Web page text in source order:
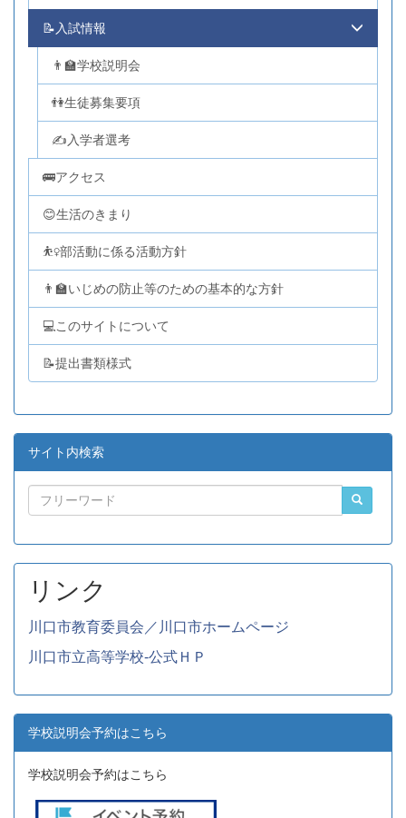
📝入試情報
👨‍🏫学校説明会
👫生徒募集要項
✍入学者選考
🚌アクセス
😊生活のきまり
⛹️‍♀️部活動に係る活動方針
👨‍🏫いじめの防止等のための基本的な方針
💻このサイトについて
📝提出書類様式
サイト内検索
リンク
川口市教育委員会／川口市ホームページ
川口市立高等学校-公式ＨＰ
学校説明会予約はこちら
学校説明会予約はこちら